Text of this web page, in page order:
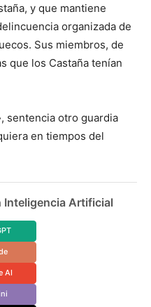
y que mantiene
organizada de
Sus miembros, de
que los Castaña tenían
sentencia otro guardia
en tiempos del
Inteligencia Artificial
AI